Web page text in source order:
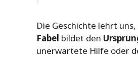
Die Geschichte lehrt
Fabel bildet den
unerwartete Hilfe oder